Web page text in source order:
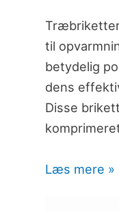
til
betydelig
dens
Disse
Læs mere »